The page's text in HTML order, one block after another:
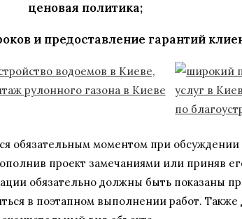
ценовая политика;
и предоставление гарантий
обязательным моментом при
проект замечаниями или приняв
обязательно должны быть показаны
в поэтапном выполнении работ.